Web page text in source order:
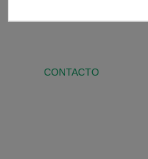
CONTACTO